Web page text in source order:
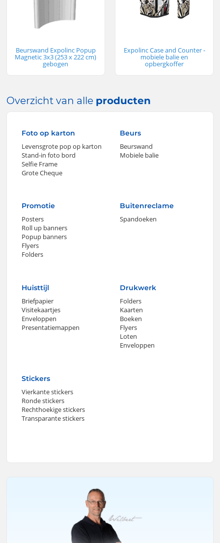
Beurswand Expolinc Popup
Magnetic 3x3 (253 x 222 cm)
gebogen
Expolinc Case and Counter -
mobiele balie en
opbergkoffer
Overzicht van alle producten
Foto op karton
Levensgrote pop op karton
Stand-in foto bord
Selfie Frame
Grote Cheque
Beurs
Beurswand
Mobiele balie
Promotie
Posters
Roll up banners
Popup banners
Flyers
Folders
Buitenreclame
Spandoeken
Huisttijl
Briefpapier
Visitekaartjes
Enveloppen
Presentatiemappen
Drukwerk
Folders
Kaarten
Boeken
Flyers
Loten
Enveloppen
Stickers
Vierkante stickers
Ronde stickers
Rechthoekige stickers
Transparante stickers